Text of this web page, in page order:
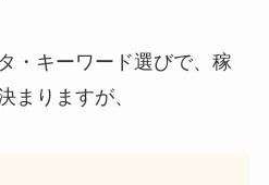
・キーワード選びで、稼
まりますが、